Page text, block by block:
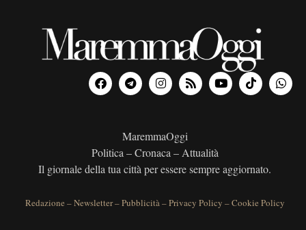
MaremmaOggi
Politica – Cronaca – Attualità
Il giornale della tua città per essere sempre aggiornato.
Redazione –Newsletter–Pubblicità–Privacy Policy –Cookie Policy